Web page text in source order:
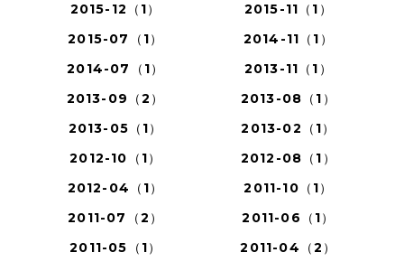
2015-12（1）
2015-11（1）
2015-07（1）
2014-11（1）
2014-07（1）
2013-11（1）
2013-09（2）
2013-08（1）
2013-05（1）
2013-02（1）
2012-10（1）
2012-08（1）
2012-04（1）
2011-10（1）
2011-07（2）
2011-06（1）
2011-05（1）
2011-04（2）